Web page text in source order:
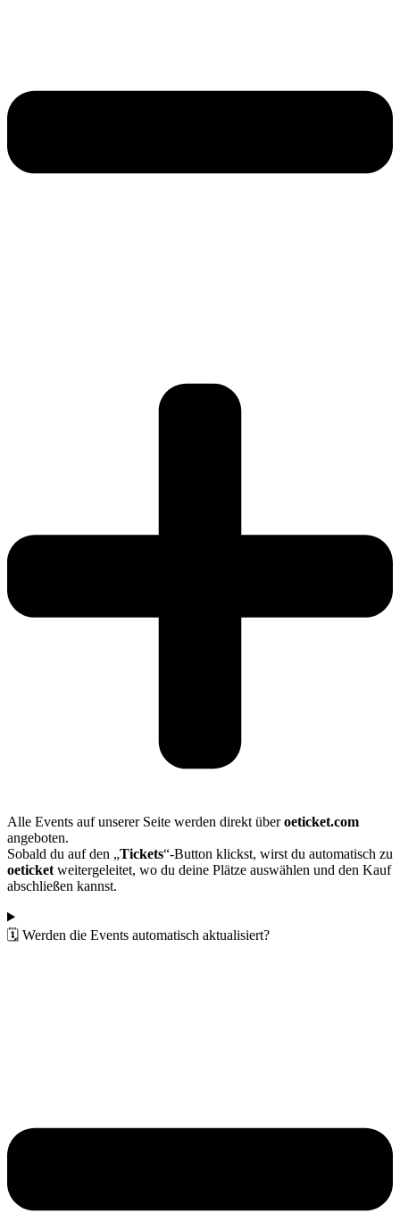
Alle Events auf unserer Seite werden direkt überoeticket.com
angeboten.
Sobald du auf den „Tickets“-Button klickst, wirst du automatisch zu
oeticketweitergeleitet, wo du deine Plätze auswählen und den Kauf
abschließen kannst.
🗓️ Werden die Events automatisch aktualisiert?